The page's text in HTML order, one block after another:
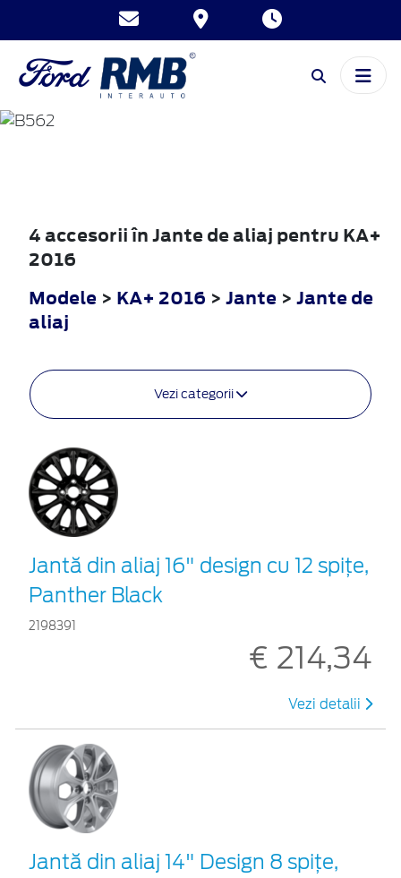
KA+
4 accesorii în Jante de aliaj pentru KA+
2016
Modele > KA+ 2016 > Jante > Jante de
aliaj
Vezi categorii
Jantă din aliaj 16" design cu 12 spiţe,
Panther Black
2198391
€ 214,34
Vezi detalii
Jantă din aliaj 14" Design 8 spiţe,